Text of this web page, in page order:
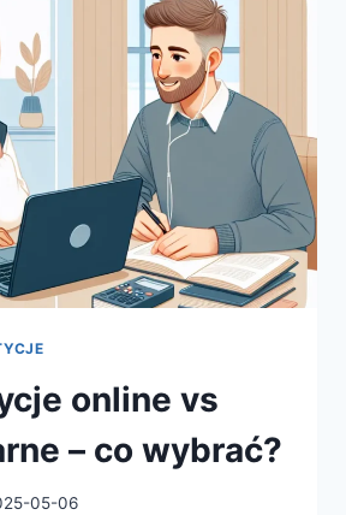
PRZEWODNIK
KROKU
online vs
– co wybrać?
05-06